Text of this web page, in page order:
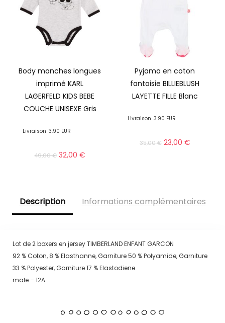
Body manches longues
imprimé KARL
LAGERFELD KIDS BEBE
COUCHE UNISEXE Gris
Livraison 3.90 EUR
49,00€ 32,00€
Pyjama en coton
fantaisie BILLIEBLUSH
LAYETTE FILLE Blanc
Livraison 3.90 EUR
35,00€ 23,00 €
Description Informations complémentaires
Lot de 2 boxers en jersey TIMBERLAND ENFANT GARCON
92 % Coton, 8 % Elasthanne, Garniture 50 % Polyamide, Garniture
33 % Polyester, Garniture 17 % Elastodiene
male – 12A